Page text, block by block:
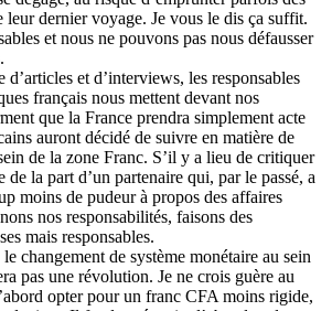
leur dernier voyage. Je vous le dis ça suffit.
et nous ne pouvons pas nous défausser
d’articles et d’interviews, les responsables
français nous mettent devant nos
que la France prendra simplement acte
auront décidé de suivre en matière de
de la zone Franc. S’il y a lieu de critiquer
de la part d’un partenaire qui, par le passé, a
moins de pudeur à propos des affaires
nos responsabilités, faisons des
mais responsables.
changement de système monétaire au sein
pas une révolution. Je ne crois guère au
opter pour un franc CFA moins rigide,